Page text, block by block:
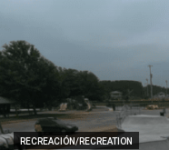
RECREACIÓN/RECREATION